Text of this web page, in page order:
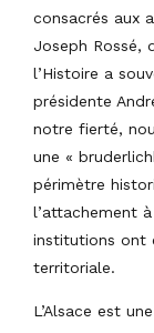
consacrés aux
Joseph Rossé,
l’Histoire a
présidente
notre fierté,
une «
périmètre
l’attachement
institutions ont
territoriale.
L’Alsace est